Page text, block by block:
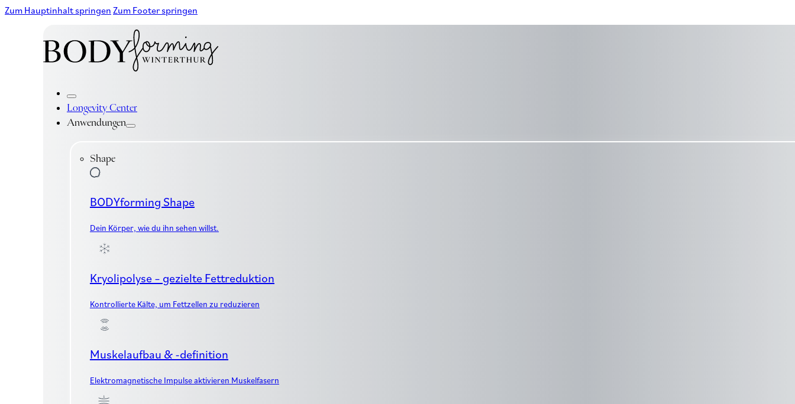
Zum Hauptinhalt springenZum Footer springen
Longevity Center
Anwendungen
Shape
BODYforming Shape
Dein Körper, wie du ihn sehen willst.
Kryolipolyse – gezielte Fettreduktion
Kontrollierte Kälte, um Fettzellen zu reduzieren
Muskelaufbau & -definition
Elektromagnetische Impulse aktivieren Muskelfasern